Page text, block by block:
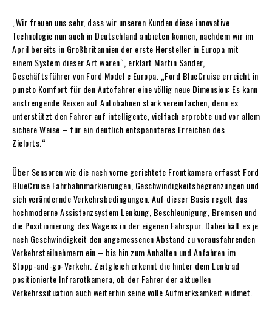
„Wir freuen uns sehr, dass wir unseren Kunden diese innovative
Technologie nun auch in Deutschland anbieten können, nachdem wir im
April bereits in Großbritannien der erste Hersteller in Europa mit
einem System dieser Art waren“, erklärt Martin Sander,
Geschäftsführer von Ford Model e Europa. „Ford BlueCruise erreicht in
puncto Komfort für den Autofahrer eine völlig neue Dimension: Es kann
anstrengende Reisen auf Autobahnen stark vereinfachen, denn es
unterstützt den Fahrer auf intelligente, vielfach erprobte und vor allem
sichere Weise – für ein deutlich entspannteres Erreichen des
Zielorts.“
Über Sensoren wie die nach vorne gerichtete Frontkamera erfasst Ford
BlueCruise Fahrbahnmarkierungen, Geschwindigkeitsbegrenzungen und
sich verändernde Verkehrsbedingungen. Auf dieser Basis regelt das
hochmoderne Assistenzsystem Lenkung, Beschleunigung, Bremsen und
die Positionierung des Wagens in der eigenen Fahrspur. Dabei hält es je
nach Geschwindigkeit den angemessenen Abstand zu vorausfahrenden
Verkehrsteilnehmern ein – bis hin zum Anhalten und Anfahren im
Stopp-and-go-Verkehr. Zeitgleich erkennt die hinter dem Lenkrad
positionierte Infrarotkamera, ob der Fahrer der aktuellen
Verkehrssituation auch weiterhin seine volle Aufmerksamkeit widmet.